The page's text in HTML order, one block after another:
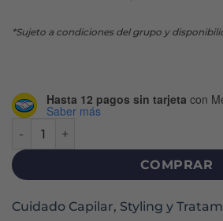
*Sujeto a condiciones del grupo y
Hasta 12 pagos sin tarjeta con
Saber más
COMPRAR
Cuidado Capilar, Styling y